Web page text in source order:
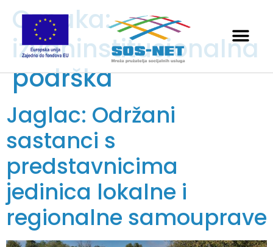
Oznaka:
izvaninstitucionalna
podrška
Jaglac: Održani
sastanci s
predstavnicima
jedinica lokalne i
regionalne samouprave